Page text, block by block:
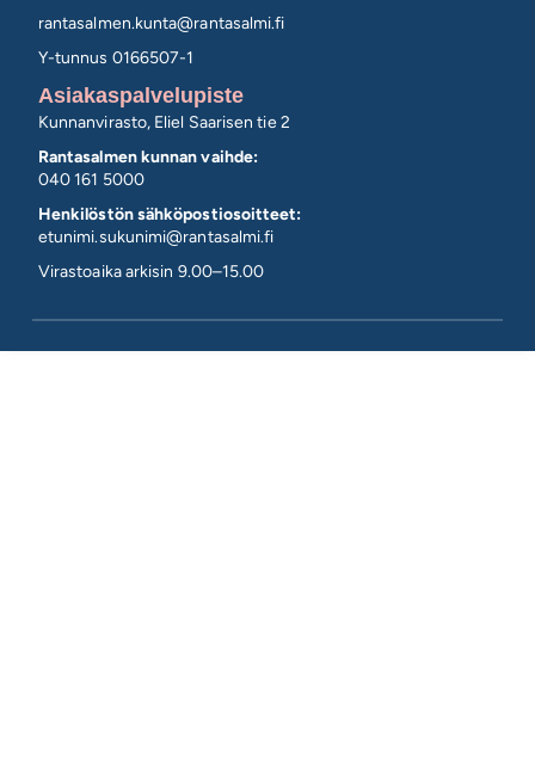
rantasalmen.kunta@rantasalmi.fi
Y-tunnus 0166507-1
Asiakaspalvelupiste
Kunnanvirasto, Eliel Saarisen tie 2
Rantasalmen kunnan vaihde:
040 161 5000
Henkilöstön sähköpostiosoitteet:
etunimi.sukunimi@rantasalmi.fi
Virastoaika arkisin 9.00–15.00